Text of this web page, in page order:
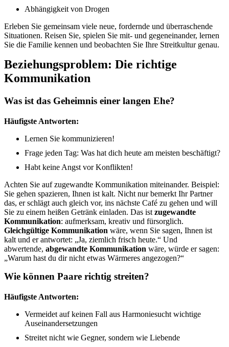
Abhängigkeit von Drogen
Erleben Sie gemeinsam viele neue, fordernde und überraschende
Situationen. Reisen Sie, spielen Sie mit- und gegeneinander, lernen
Sie die Familie kennen und beobachten Sie Ihre Streitkultur genau.
Beziehungsproblem: Die richtige
Kommunikation
Was ist das Geheimnis einer langen Ehe?
Häufigste Antworten:
Lernen Sie kommunizieren!
Frage jeden Tag: Was hat dich heute am meisten beschäftigt?
Habt keine Angst vor Konflikten!
Achten Sie auf zugewandte Kommunikation miteinander. Beispiel:
Sie gehen spazieren, Ihnen ist kalt. Nicht nur bemerkt Ihr Partner
das, er schlägt auch gleich vor, ins nächste Café zu gehen und will
Sie zu einem heißen Getränk einladen. Das ist zugewandte
Kommunikation: aufmerksam, kreativ und fürsorglich.
Gleichgültige Kommunikation wäre, wenn Sie sagen, Ihnen ist
kalt und er antwortet: „Ja, ziemlich frisch heute.“ Und
abwertende, abgewandte Kommunikation wäre, würde er sagen:
„Warum hast du dir nicht etwas Wärmeres angezogen?“
Wie können Paare richtig streiten?
Häufigste Antworten:
Vermeidet auf keinen Fall aus Harmoniesucht wichtige
Auseinandersetzungen
Streitet nicht wie Gegner, sondern wie Liebende